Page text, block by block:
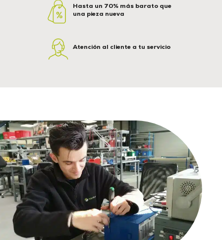
Hasta un 70% más barato que
una pieza nueva
Atención al cliente a tu servicio